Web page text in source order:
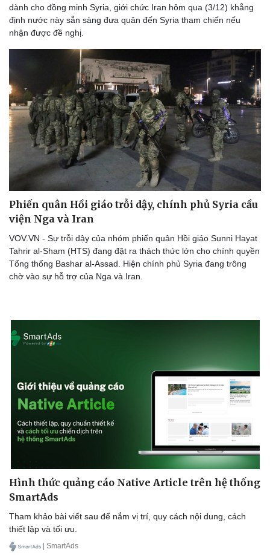
Thể thao
Bóng đá
Lịch thi đấu bóng đá
Thế giới thể thao
eSports
Hậu trường
Ô tô - Xe máy
Ô tô
Xe máy
Tư vấn
dành cho đồng minh Syria, giới chức Iran hôm qua (3/12) khẳng
định nước này sẵn sàng đưa quân đến Syria tham chiến nếu
nhận được đề nghị.
Phiến quân Hồi giáo trỗi dậy, chính phủ Syria cầu
viện Nga và Iran
VOV.VN - Sự trỗi dậy của nhóm phiến quân Hồi giáo Sunni Hayat
Tahrir al-Sham (HTS) đang đặt ra thách thức lớn cho chính quyền
Tổng thống Bashar al-Assad. Hiện chính phủ Syria đang trông
chờ vào sự hỗ trợ của Nga và Iran.
Hình thức quảng cáo Native Article trên hệ thống
SmartAds
Tham khảo bài viết sau để nắm vị trí, quy cách nội dung, cách
thiết lập và tối ưu.
| SmartAds